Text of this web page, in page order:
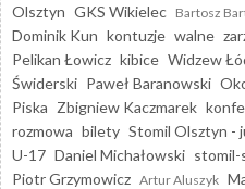
Olsztyn GKS Wikielec Bartosz
Dominik Kun kontuzje walne
Pelikan Łowicz kibice Widzew
Świderski Paweł Baranowski
Piska Zbigniew Kaczmarek
rozmowa bilety Stomil Olsztyn -
U-17 Daniel Michałowski stomil-
Piotr Grzymowicz Artur Aluszyk